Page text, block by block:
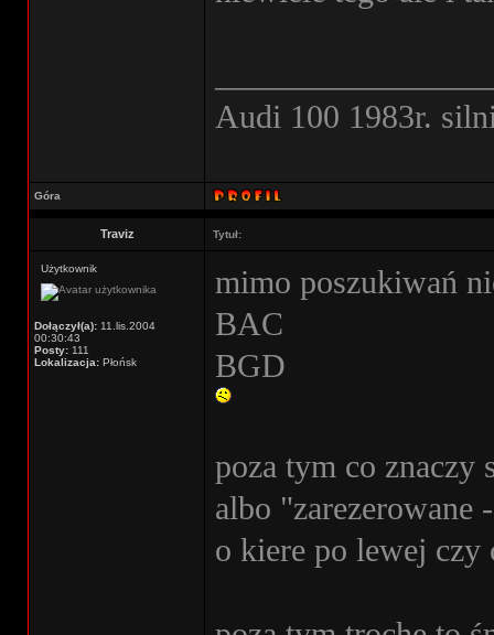
Audi 100 1983r.
Góra
Traviz Tytuł:
Użytkownik
Dołączył(a): 11.lis.2004
00:30:43
Posty: 111
Lokalizacja: Płońsk
mimo poszukiwań
BAC
BGD
poza tym co znaczy
albo "zarezerowane
o kiere po lewej czy